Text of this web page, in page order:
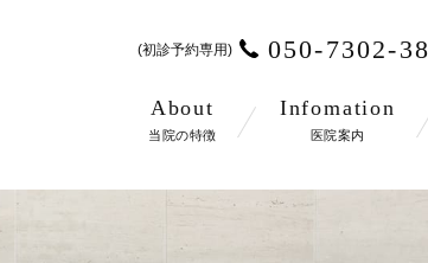
(初診予約専用) 050-7302-
About
当院の特徴
Infomation
医院案内